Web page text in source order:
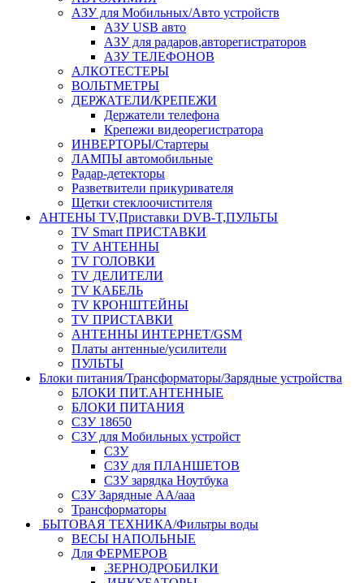
АЗУ для Мобильных/Авто устройств
АЗУ USB авто
АЗУ для радаров,авторегистраторов
АЗУ ТЕЛЕФОНОВ
АЛКОТЕСТЕРЫ
ВОЛЬТМЕТРЫ
ДЕРЖАТЕЛИ/КРЕПЕЖИ
Держатели телефона
Крепежи видеорегистратора
ИНВЕРТОРЫ/Стартеры
ЛАМПЫ автомобильные
Радар-детекторы
Разветвители прикуривателя
Щетки стеклоочистителя
АНТЕНЫ ТV,Приставки DVB-T,ПУЛЬТЫ
TV Smart ПРИСТАВКИ
TV АНТЕННЫ
TV ГОЛОВКИ
TV ДЕЛИТЕЛИ
TV КАБЕЛЬ
TV КРОНШТЕЙНЫ
TV ПРИСТАВКИ
АНТЕННЫ ИНТЕРНЕТ/GSM
Платы антенные/усилители
ПУЛЬТЫ
Блоки питания/Трансформаторы/Зарядные устройства
БЛОКИ ПИТ.АНТЕННЫЕ
БЛОКИ ПИТАНИЯ
СЗУ 18650
СЗУ для Мобильных устройст
СЗУ
СЗУ для ПЛАНШЕТОВ
СЗУ зарядка Ноутбука
СЗУ Зарядные АА/ааа
Трансформаторы
БЫТОВАЯ ТЕХНИКА/Фильтры воды
ВЕСЫ НАПОЛЬНЫЕ
Для ФЕРМЕРОВ
.ЗЕРНОДРОБИЛКИ